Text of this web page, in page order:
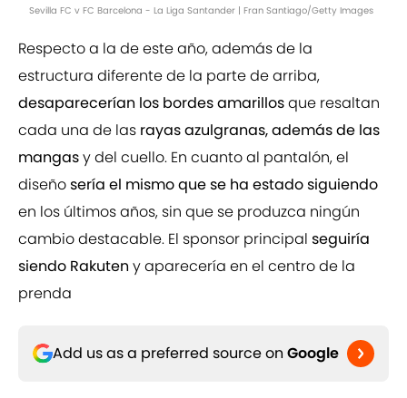
Sevilla FC v FC Barcelona - La Liga Santander | Fran Santiago/Getty Images
Respecto a la de este año, además de la
estructura diferente de la parte de arriba,
desaparecerían los bordes amarillosque resaltan
cada una de las rayas azulgranas, además de las
mangasy del cuello. En cuanto al pantalón, el
diseñosería el mismo que se ha estado siguiendo
en los últimos años, sin que se produzca ningún
cambio destacable. El sponsor principal seguiría
siendo Rakuten y aparecería en el centro de la
prenda
Add us as a preferred source on Google